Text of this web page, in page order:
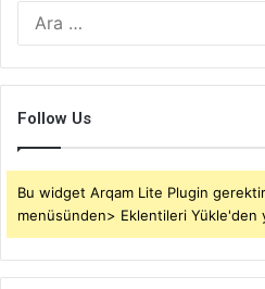
Follow Us
Bu widget Arqam Lite Plugin
menüsünden> Eklentileri Yükle'den